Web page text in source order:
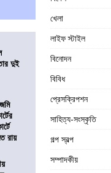
দুই
রায়
খেলা
লাইফ স্টাইল
বিনোদন
বিবিধ
প্রেসক্রিপশন
সাহিত্য-সংস্কৃতি
গল্প স্বল্প
সম্পাদকীয়